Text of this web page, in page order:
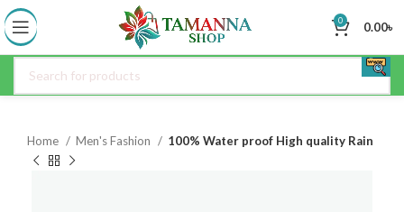
0 0.00৳
Home Men's Fashion 100% Water proof High quality Rain